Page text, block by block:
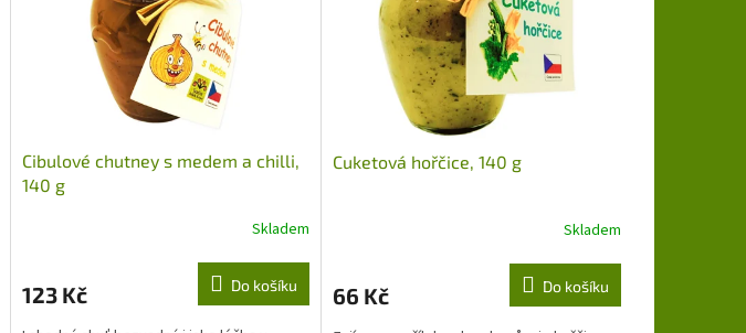
Cibulové chutney s medem a chilli,
140 g
je
Skladem
123 Kč Do košíku
Cuketová hořčice, 140 g
Skladem
66 Kč Do košíku